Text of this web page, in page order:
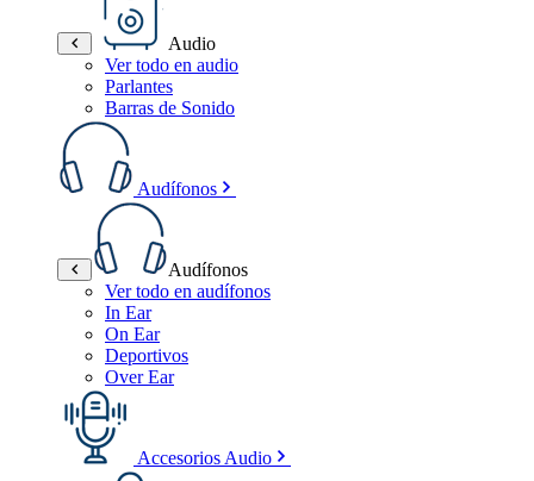
Audio
Ver todo en audio
Parlantes
Barras de Sonido
Audífonos
Audífonos
Ver todo en audífonos
In Ear
On Ear
Deportivos
Over Ear
Accesorios Audio